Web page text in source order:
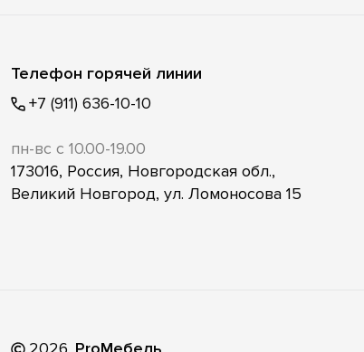
Телефон горячей линии
+7 (911) 636-10-10
пн-вс с 10.00-19.00
173016, Россия, Новгородская обл.,
Великий Новгород, ул. Ломоносова 15